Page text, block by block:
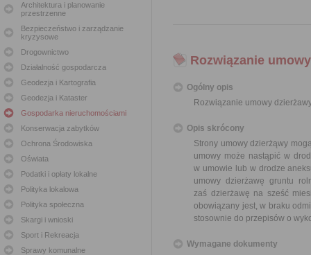
Architektura i planowanie
przestrzenne
Bezpieczeństwo i zarządzanie
kryzysowe
Drogownictwo
Działalność gospodarcza
Geodezja i Kartografia
Geodezja i Kataster
Gospodarka nieruchomościami
Konserwacja zabytków
Ochrona Środowiska
Oświata
Podatki i opłaty lokalne
Polityka lokalowa
Polityka społeczna
Skargi i wnioski
Sport i Rekreacja
Sprawy komunalne
Rozwiązanie
Ogólny opis
Rozwiązanie umowy
Opis skrócony
Strony umowy dzierżąwy
umowy może nastąpić w
w umowie lub w drodze
umowy dzierżawę gruntu
zaś dzierżawę na sześć
obowiązany jest, w braku
stosownie do przepisów o
Wymagane dokumenty